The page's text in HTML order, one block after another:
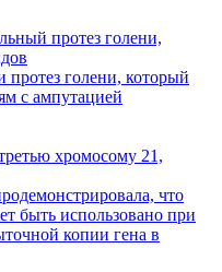
протез голени,
голени, который
с ампутацией
хромосому 21,
что
быть использовано при
копии гена в